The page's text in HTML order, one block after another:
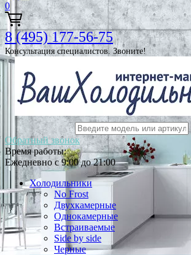
0
8 (495) 177-56-75
Консультация специалистов. Звоните!
Обратный звонок
Время работы:
Ежедневно с 9:00 до 21:00
Холодильники
No Frost
Двухкамерные
Однокамерные
Встраиваемые
Side by side
Черные